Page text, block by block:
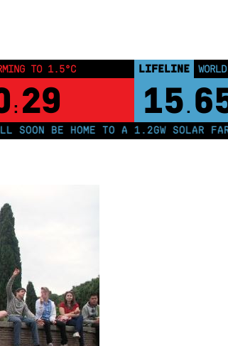
TO 1.5°C
: 28
LIFELINE
15 .
BE HOME TO A 1.2GW SOLAR